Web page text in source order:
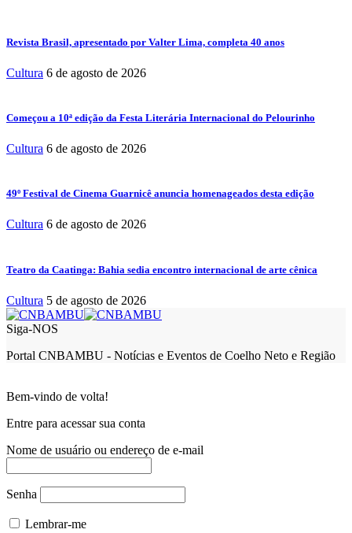
Revista Brasil, apresentado por Valter Lima, completa 40 anos
Cultura 6 de agosto de 2026
Começou a 10ª edição da Festa Literária Internacional do Pelourinho
Cultura 6 de agosto de 2026
49º Festival de Cinema Guarnicê anuncia homenageados desta edição
Cultura 6 de agosto de 2026
Teatro da Caatinga: Bahia sedia encontro internacional de arte cênica
Cultura 5 de agosto de 2026
Siga-NOS
Portal CNBAMBU - Notícias e Eventos de Coelho Neto e Região
Bem-vindo de volta!
Entre para acessar sua conta
Nome de usuário ou endereço de e-mail
Senha
Lembrar-me